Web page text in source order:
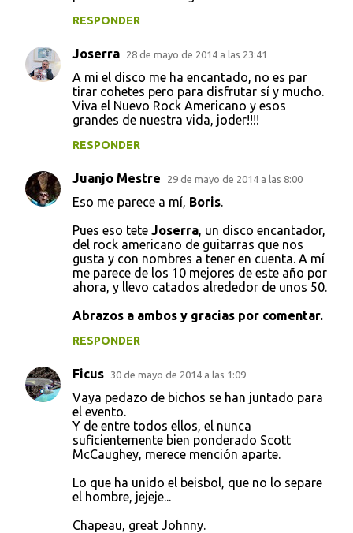
RESPONDER
Joserra 28 de mayo de 2014 a las 23:41
A mi el disco me ha encantado, no es par
tirar cohetes pero para disfrutar sí y mucho.
Viva el Nuevo Rock Americano y esos
grandes de nuestra vida, joder!!!!
RESPONDER
Juanjo Mestre 29 de mayo de 2014 a las 8:00
Eso me parece a mí, Boris.
Pues eso tete Joserra, un disco encantador,
del rock americano de guitarras que nos
gusta y con nombres a tener en cuenta. A mí
me parece de los 10 mejores de este año por
ahora, y llevo catados alrededor de unos 50.
Abrazos a ambos y gracias por comentar.
RESPONDER
Ficus 30 de mayo de 2014 a las 1:09
Vaya pedazo de bichos se han juntado para
el evento.
Y de entre todos ellos, el nunca
suficientemente bien ponderado Scott
McCaughey, merece mención aparte.
Lo que ha unido el beisbol, que no lo separe
el hombre, jejeje...
Chapeau, great Johnny.